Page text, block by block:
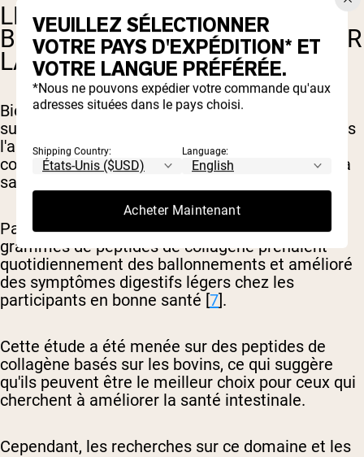
LE COLLAGÈNE MARIN OU
BOVIN EST-IL LE MEILLEUR POUR
LA SANTÉ INTESTINALE?
Bien que le collagène soit souvent appelé un
supplément de beauté en raison de son rôle dans
l'augmentation de l'apparence juvénile, le
collagène peut également être bénéfique pour la
santé intestinale.
Par exemple, une petite étude a révélé que 20
grammes de peptides de collagène prenaient
quotidiennement des ballonnements et amélioré
des symptômes digestifs légers chez les
participants en bonne santé [7].
Cette étude a été menée sur des peptides de
collagène basés sur les bovins, ce qui suggère
qu'ils peuvent être le meilleur choix pour ceux qui
cherchent à améliorer la santé intestinale.
Cependant, les recherches sur ce domaine et les
VEUILLEZ SÉLECTIONNER
VOTRE PAYS D'EXPÉDITION* ET
VOTRE LANGUE PRÉFÉRÉE.
*Nous ne pouvons expédier votre commande qu'aux
adresses situées dans le pays choisi.
Shipping Country: Language:
Acheter Maintenant